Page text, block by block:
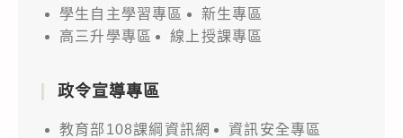
學生自主學習專區
新生專區
高三升學專區
線上授課專區
政令宣導專區
教育部108課綱資訊網
資訊安全專區